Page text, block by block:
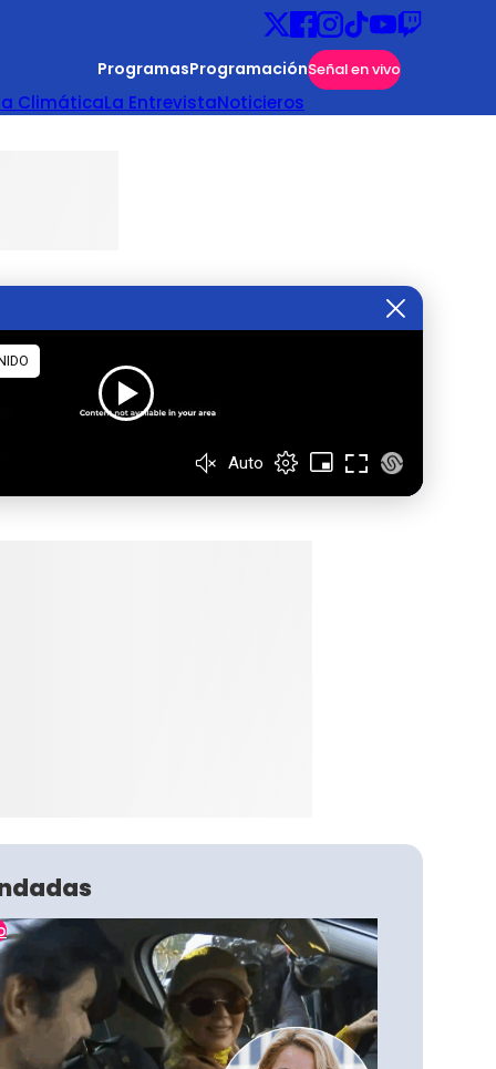
ProgramasProgramaciónSeñal en vivo
ClimáticaLa EntrevistaNoticieros